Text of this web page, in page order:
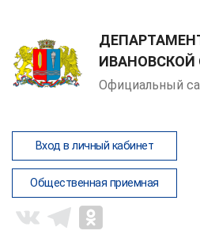
ИВАНОВСКОЙ
Официальный
Вход в личный кабинет
Общественная приемная